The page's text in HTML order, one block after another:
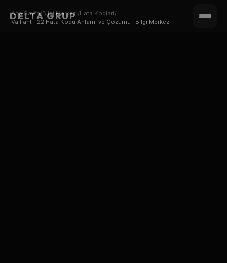
DELTA GRUP
Ana Sayfa/Bilgi Merkezi/Hata Kodlari/
Vaillant F22 Hata Kodu Anlamı ve Çözümü | Bilgi Merkezi